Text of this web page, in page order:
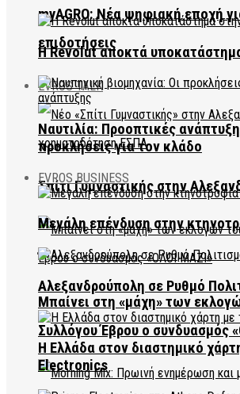
myAGRO: Νέα ψηφιακή εποχή
επιδοτήσεις
EVROS TALK
Σπίτι Γυμναστικής στην
Μπαίνει στη «μάχη» των
Συλλόγου Έβρου ο συνδυασμός
Η Revolut αποκτά
Ναυτιλία: Προοπτικές
προκλήσεις για τον κλάδο
EVROS BUSINESS
Μεγάλη επένδυση στην
Αλεξανδρούπολη σε Ρυθμό
Η Ελλάδα στον διαστημικό
Electronics